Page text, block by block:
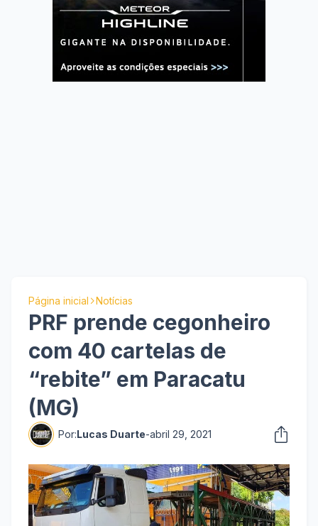
Página inicial Notícias
PRF prende cegonheiro
com 40 cartelas de
“rebite” em Paracatu
(MG)
Por:Lucas Duarte-abril 29, 2021